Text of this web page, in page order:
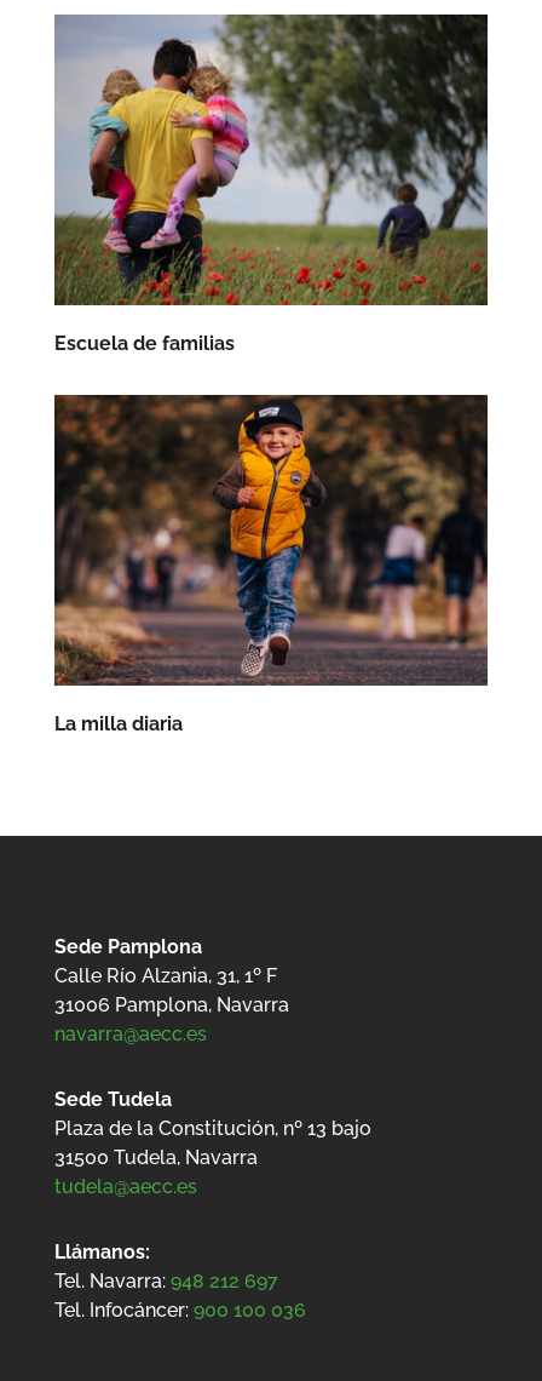
Escuela de familias
La milla diaria
Sede Pamplona
Calle Río Alzania, 31, 1º F
31006 Pamplona, Navarra
navarra@aecc.es
Sede Tudela
Plaza de la Constitución, nº 13 bajo
31500 Tudela, Navarra
tudela@aecc.es
Llámanos:
Tel. Navarra: 948 212 697
Tel. Infocáncer: 900 100 036